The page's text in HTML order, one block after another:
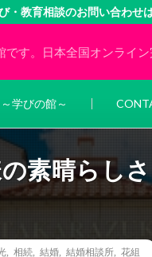
・教育相談のお問い合わせ
す。日本全国オンライン
学びの館～
素晴らし
, 相続, 結婚, 結婚相談所, 花組